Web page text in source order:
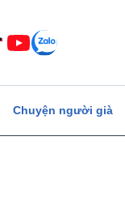
Chuyện người già